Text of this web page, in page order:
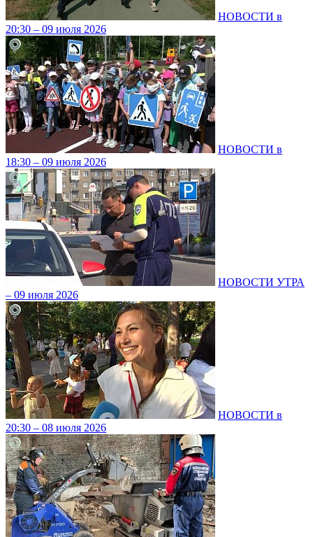
НОВОСТИ в
20:30 – 09 июля 2026
НОВОСТИ в
18:30 – 09 июля 2026
НОВОСТИ УТРА
– 09 июля 2026
НОВОСТИ в
20:30 – 08 июля 2026